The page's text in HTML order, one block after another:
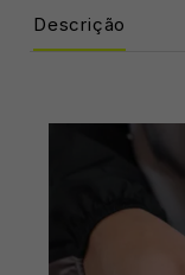
Descrição